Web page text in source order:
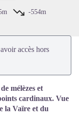
-554m
accès hors
mélèzes et
cardinaux. Vue
la Vaïre et du